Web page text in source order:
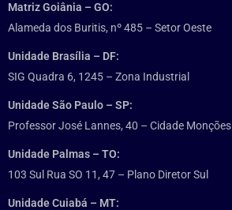
Matriz Goiânia – GO:
Alameda dos Buritis, nº 485 – Setor Oeste
Unidade Brasília – DF:
SIG Quadra 6, 1245 – Zona Industrial
Unidade São Paulo – SP:
Professor José Lannes, 40 – Cidade Monções
Unidade Palmas – TO:
103 Sul Rua SO 11, 47 – Plano Diretor Sul
Unidade Cuiabá – MT: